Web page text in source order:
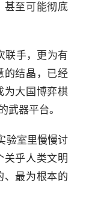
甚至可能彻底
联手，更为有
的结晶，已经
为大国博弈棋
武器平台。
验室里慢慢讨
关乎人类文明
、最为根本的